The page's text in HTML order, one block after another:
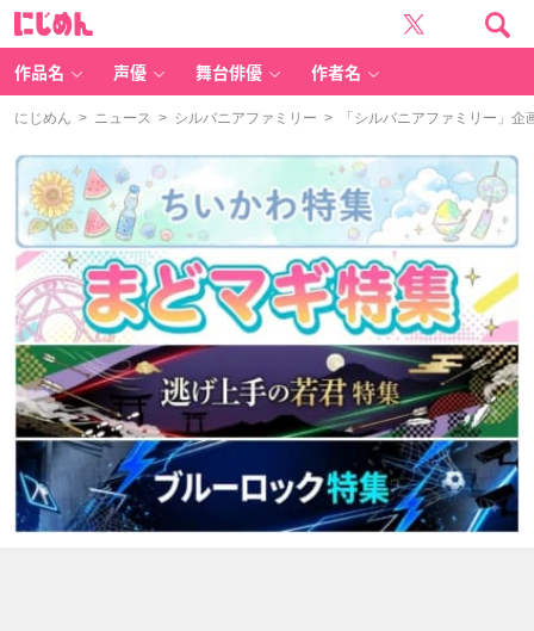
作品名 声優 舞台俳優 作者名
にじめん > ニュース > シルバニアファミリー > 「シルバニアファミリー」企